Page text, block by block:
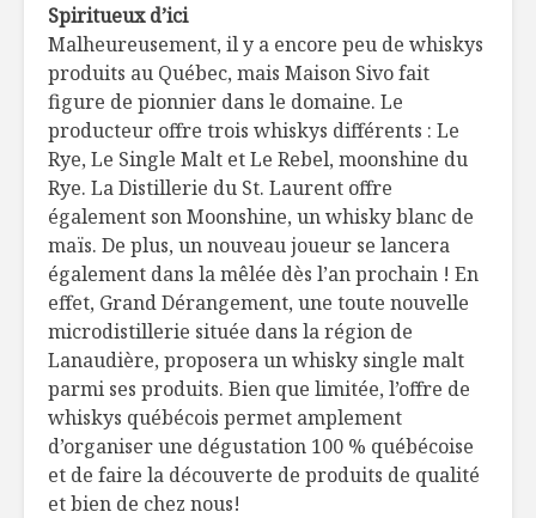
Spiritueux d’ici
Malheureusement, il y a encore peu de whiskys
produits au Québec, mais Maison Sivo fait
figure de pionnier dans le domaine. Le
producteur offre trois whiskys différents : Le
Rye, Le Single Malt et Le Rebel, moonshine du
Rye. La Distillerie du St. Laurent offre
également son Moonshine, un whisky blanc de
maïs. De plus, un nouveau joueur se lancera
également dans la mêlée dès l’an prochain ! En
effet, Grand Dérangement, une toute nouvelle
microdistillerie située dans la région de
Lanaudière, proposera un whisky single malt
parmi ses produits. Bien que limitée, l’offre de
whiskys québécois permet amplement
d’organiser une dégustation 100 % québécoise
et de faire la découverte de produits de qualité
et bien de chez nous!